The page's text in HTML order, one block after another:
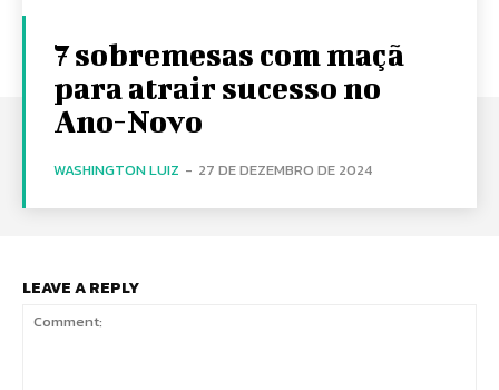
7 sobremesas com maçã
para atrair sucesso no
Ano-Novo
WASHINGTON LUIZ - 27 DE DEZEMBRO DE 2024
LEAVE A REPLY